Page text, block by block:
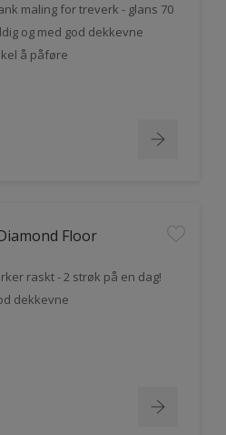
maling for treverk - glans 70
og med god dekkevne
å påføre
Floor
raskt - 2 strøk på en dag!
dekkevne